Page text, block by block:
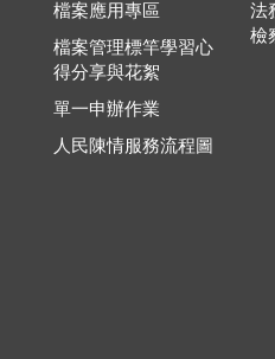
檔案應用專區
檔案管理標竿學習心
得分享與花絮
單一申辦作業
人民陳情服務流程圖
法
檢